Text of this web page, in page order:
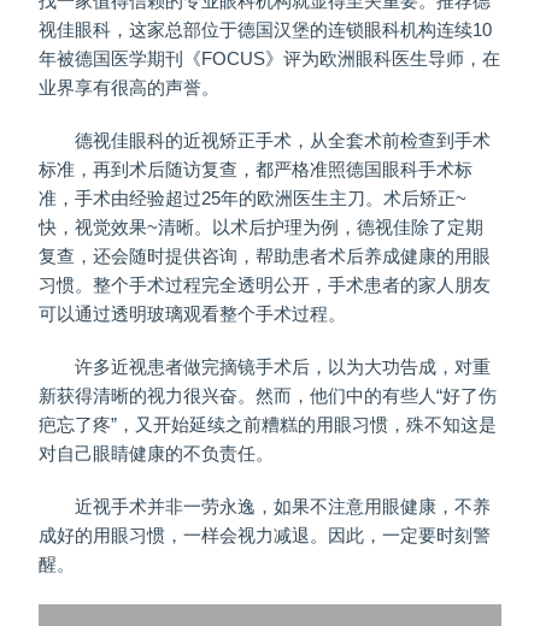
视佳眼科，这家总部位于德国汉堡的连锁眼科机构连续10
年被德国医学期刊《FOCUS》评为欧洲眼科医生导师，在
业界享有很高的声誉。
德视佳眼科的近视矫正手术，从全套术前检查到手术
标准，再到术后随访复查，都严格准照德国眼科手术标
准，手术由经验超过25年的欧洲医生主刀。术后矫正~
快，视觉效果~清晰。以术后护理为例，德视佳除了定期
复查，还会随时提供咨询，帮助患者术后养成健康的用眼
习惯。整个手术过程完全透明公开，手术患者的家人朋友
可以通过透明玻璃观看整个手术过程。
许多近视患者做完摘镜手术后，以为大功告成，对重
新获得清晰的视力很兴奋。然而，他们中的有些人“好了伤
疤忘了疼”，又开始延续之前糟糕的用眼习惯，殊不知这是
对自己眼睛健康的不负责任。
近视手术并非一劳永逸，如果不注意用眼健康，不养
成好的用眼习惯，一样会视力减退。因此，一定要时刻警
醒。